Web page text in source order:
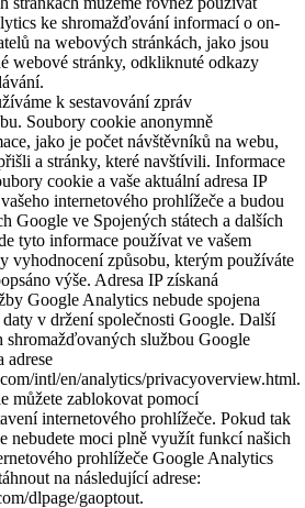
ke shromažďování informací o on-
na webových stránkách, jako jsou
webové stránky, odkliknuté odkazy
k sestavování zpráv
Soubory cookie anonymně
jako je počet návštěvníků na webu,
a stránky, které navštívili. Informace
cookie a vaše aktuální adresa IP
internetového prohlížeče a budou
Google ve Spojených státech a dalších
tyto informace používat ve vašem
vyhodnocení způsobu, kterým používáte
výše. Adresa IP získaná
Google Analytics nebude spojena
v držení společnosti Google. Další
shromažďovaných službou Google
adrese
intl/en/analytics/privacyoverview.html.
můžete zablokovat pomocí
internetového prohlížeče. Pokud tak
nebudete moci plně využít funkcí našich
prohlížeče Google Analytics
na následující adrese:
dlpage/gaoptout.